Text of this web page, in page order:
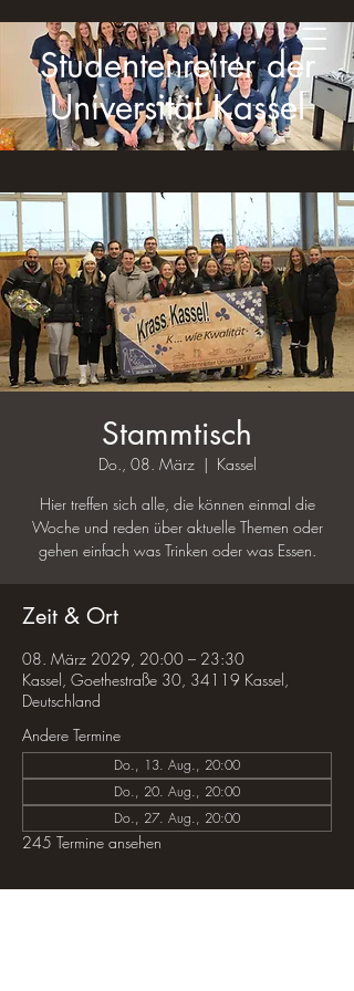
Studentenreiter der
Universität Kassel
Stammtisch
Do., 08. März
  |
Kassel
Hier treffen sich alle, die können einmal die
Woche und reden über aktuelle Themen oder
gehen einfach was Trinken oder was Essen.
Zeit & Ort
08. März 2029, 20:00 – 23:30
Kassel, Goethestraße 30, 34119 Kassel,
Deutschland
Andere Termine
Do., 13. Aug., 20:00
Do., 20. Aug., 20:00
Do., 27. Aug., 20:00
245 Termine ansehen